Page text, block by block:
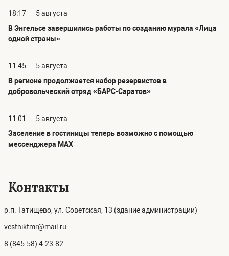
18:17
5 августа
В Энгельсе завершились работы по созданию мурала «Лица
одной страны»
11:45
5 августа
В регионе продолжается набор резервистов в
добровольческий отряд «БАРС-Саратов»
11:01
5 августа
Заселение в гостиницы теперь возможно с помощью
мессенджера MAX
Контакты
р.п. Татищево, ул. Советская, 13 (здание администрации)
vestniktmr@mail.ru
8 (845-58) 4-23-82